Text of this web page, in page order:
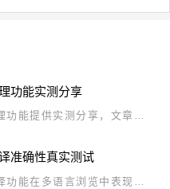
功能实测分享
功能提供实测分享，文章讲
作方法，帮助用户高效管
。
准确性真实测试
能在多语言浏览中表现如